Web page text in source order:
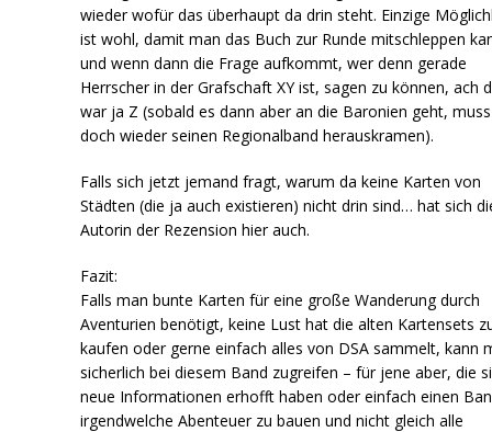
wieder wofür das überhaupt da drin steht. Einzige
ist wohl, damit man das Buch zur Runde mitschleppen
und wenn dann die Frage aufkommt, wer denn gerade
Herrscher in der Grafschaft XY ist, sagen zu können, ach
war ja Z (sobald es dann aber an die Baronien geht,
doch wieder seinen Regionalband herauskramen).
Falls sich jetzt jemand fragt, warum da keine Karten von
Städten (die ja auch existieren) nicht drin sind… hat sich
Autorin der Rezension hier auch.
Fazit:
Falls man bunte Karten für eine große Wanderung durch
Aventurien benötigt, keine Lust hat die alten Kartensets
kaufen oder gerne einfach alles von DSA sammelt, kann
sicherlich bei diesem Band zugreifen – für jene aber, die
neue Informationen erhofft haben oder einfach einen
irgendwelche Abenteuer zu bauen und nicht gleich alle